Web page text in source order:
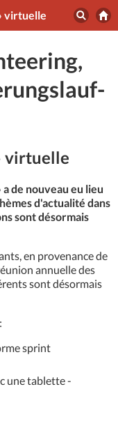
virtuelle
virtuelle
de nouveau eu lieu
d'actualité dans
sont désormais
en provenance de
annuelle des
sont désormais
sprint
une tablette -